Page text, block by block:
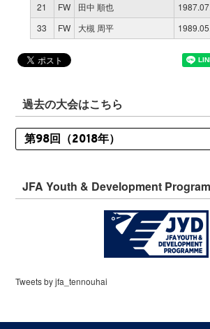
21
FW 田中 順也
33
FW 大槻 周平
過去の大会はこちら
JFA Youth & Development
Tweets by jfa_tennouhai